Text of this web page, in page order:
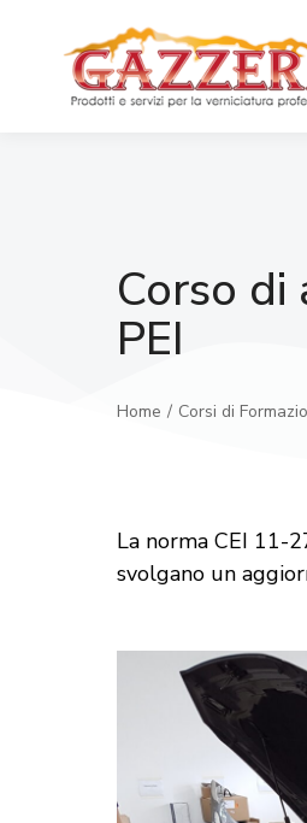
Corso di
PEI
Tu sei qui:
Home Corsi di
La norma CEI 11-
svolgano un